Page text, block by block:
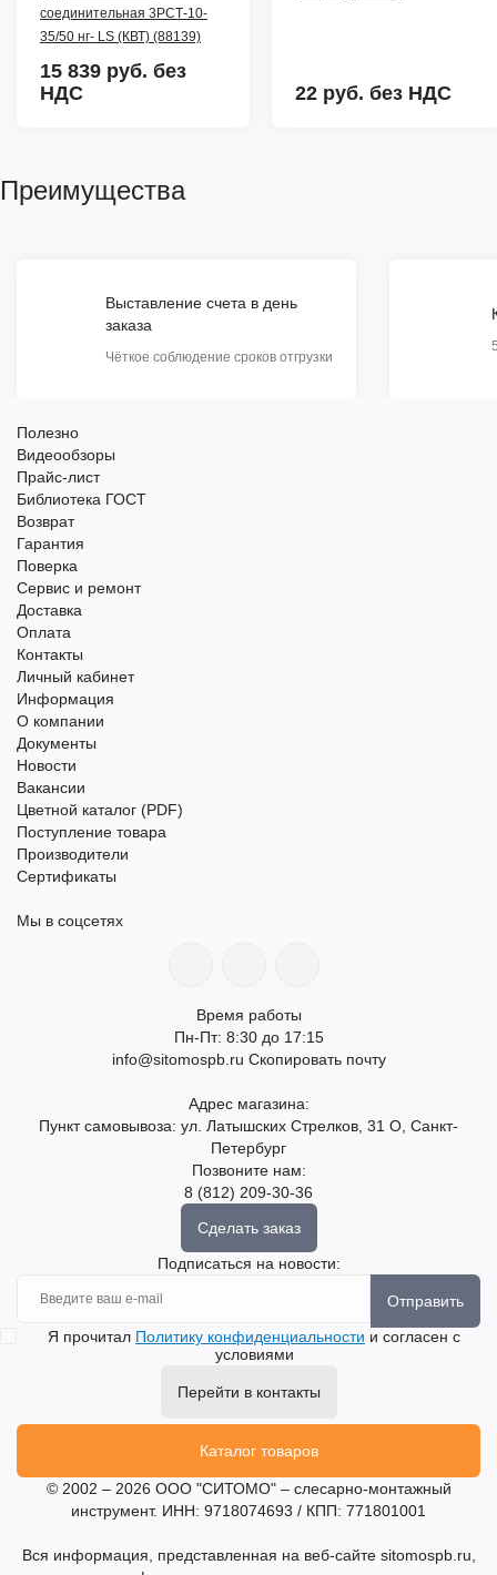
соединительная 3РСТ-10-
35/50 нг- LS (КВТ) (88139)
15 839 руб. без
НДС
22 руб. без НДС
Преимущества
Выставление счета в день
заказа
Чёткое соблюдение сроков отгрузки
Полезно
Видеообзоры
Прайс-лист
Библиотека ГОСТ
Возврат
Гарантия
Поверка
Сервис и ремонт
Доставка
Оплата
Контакты
Личный кабинет
Информация
О компании
Документы
Новости
Вакансии
Цветной каталог (PDF)
Поступление товара
Производители
Сертификаты
Мы в соцсетях
Время работы
Пн-Пт: 8:30 до 17:15
info@sitomospb.ru Скопировать почту
Адрес магазина:
Пункт самовывоза: ул. Латышских Стрелков, 31 О, Санкт-
Петербург
Позвоните нам:
8 (812) 209-30-36
Сделать заказ
Подписаться на новости:
Отправить
Я прочитал Политику конфиденциальности и согласен с
условиями
Перейти в контакты
Каталог товаров
© 2002 – 2026 ООО "СИТОМО" – слесарно-монтажный
инструмент. ИНН: 9718074693 / КПП: 771801001
Вся информация, представленная на веб-сайте sitomospb.ru,